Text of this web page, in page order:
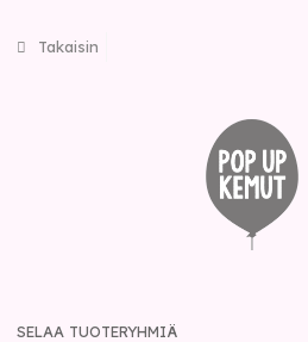
Takaisin
SELAA TUOTERYHMIÄ